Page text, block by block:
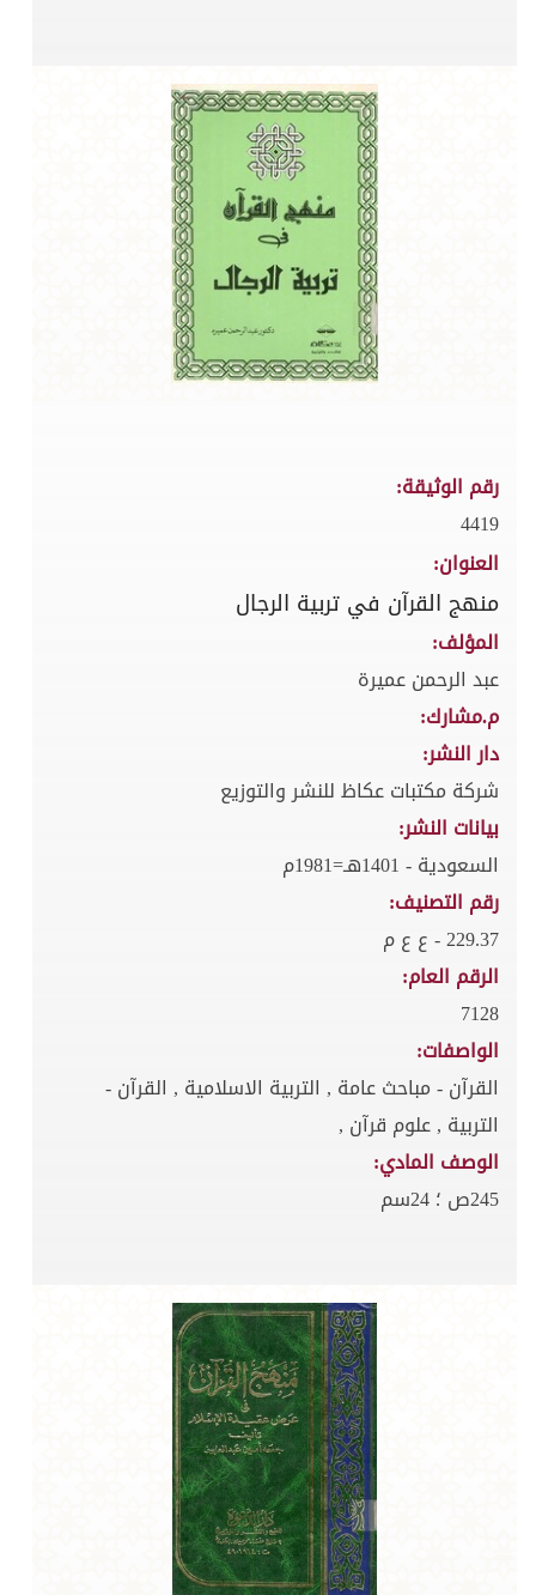
رقم الوثيقة:
4419
العنوان:
منهج القرآن في تربية الرجال
المؤلف:
عبد الرحمن عميرة
م.مشارك:
دار النشر:
شركة مكتبات عكاظ للنشر والتوزيع
بيانات النشر:
السعودية - 1401هـ=1981م
رقم التصنيف:
229.37 - ع ع م
الرقم العام:
7128
الواصفات:
القرآن - مباحث عامة , التربية الاسلامية , القرآن -
التربية , علوم قرآن ,
الوصف المادي:
245ص ؛ 24سم